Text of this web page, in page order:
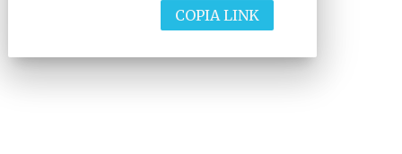
COPIA LINK